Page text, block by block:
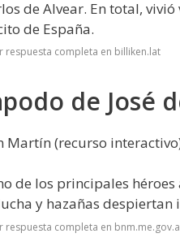
de Alvear. En total,
de España.
respuesta completa en billiken.lat
de José
Martín (recurso
de los principales
y hazañas
respuesta completa en